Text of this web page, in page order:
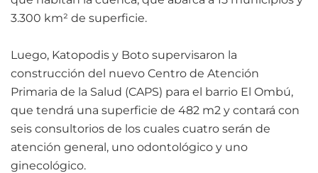
3.300 km² de superficie.
Luego, Katopodis y Boto supervisaron la
construcción del nuevo Centro de Atención
Primaria de la Salud (CAPS) para el barrio El Ombú,
que tendrá una superficie de 482 m2 y contará con
seis consultorios de los cuales cuatro serán de
atención general, uno odontológico y uno
ginecológico.